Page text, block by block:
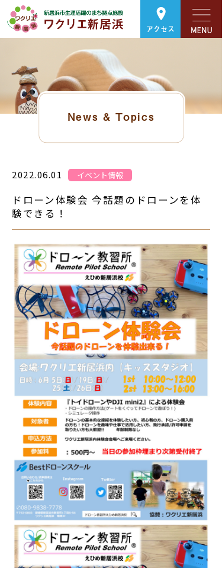
アクセス
News & Topics
2022.06.01 イベント情報
ドローン体験会 今話題のドローンを体
験できる！